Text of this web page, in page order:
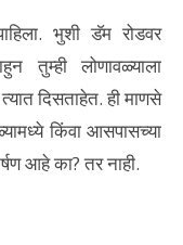
भुशी डॅम रोडवर
तुम्ही लोणावळ्याला
दिसताहेत. ही माणसे
किंवा आसपासच्या
आहे का? तर नाही.